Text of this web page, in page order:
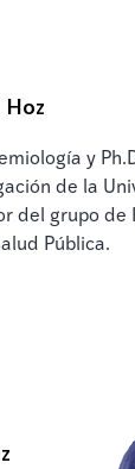
Hoz
y
de la
del grupo
Pública.